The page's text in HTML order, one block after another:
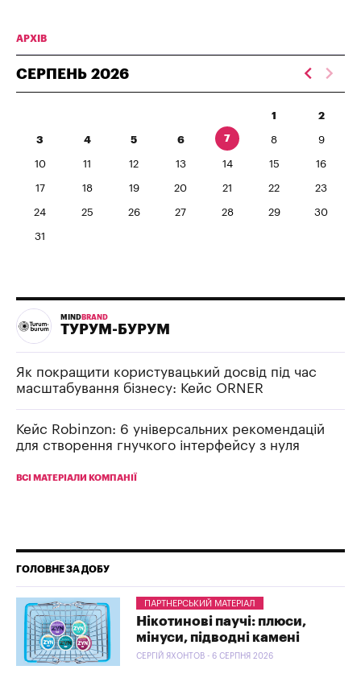
АРХІВ
СЕРПЕНЬ 2026
1 2
3 4 5 6 7 8 9
10 11 12 13 14 15 16
17 18 19 20 21 22 23
24 25 26 27 28 29 30
31
MIND BRAND
ТУРУМ-БУРУМ
Як покращити користувацький досвід під час
масштабування бізнесу: Кейс ORNER
Кейс Robinzon: 6 універсальних рекомендацій
для створення гнучкого інтерфейсу з нуля
ВСІ МАТЕРІАЛИ КОМПАНІЇ
ГОЛОВНЕ ЗА ДОБУ
ПАРТНЕРСЬКИЙ МАТЕРІАЛ
Нікотинові паучі: плюси,
мінуси, підводні камені
СЕРГІЙ ЯХОНТОВ - 6 СЕРПНЯ 2026